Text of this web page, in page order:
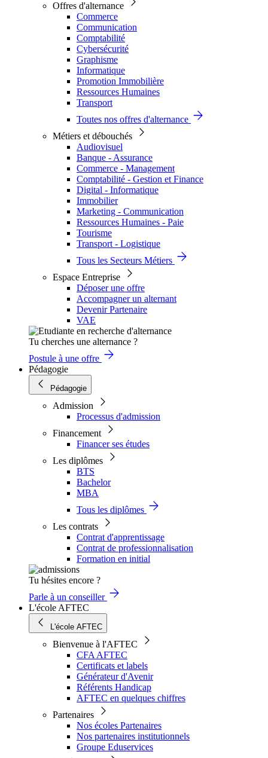
Offres d'alternance
Commerce
Communication
Comptabilité
Cybersécurité
Graphisme
Informatique
Promotion Immobilière
Ressources Humaines
Transport
Toutes nos offres d'alternance
Métiers et débouchés
Audiovisuel
Banque - Assurance
Commerce - Management
Comptabilité - Gestion et Finance
Digital - Informatique
Immobilier
Marketing - Communication
Ressources Humaines - Paie
Tourisme
Transport - Logistique
Tous les Secteurs Métiers
Espace Entreprise
Déposer une offre
Accompagner un alternant
Devenir Partenaire
VAE
Tu cherches une alternance ?
Postule à une offre
Pédagogie
Pédagogie
Admission
Processus d'admission
Financement
Financer ses études
Les diplômes
BTS
Bachelor
MBA
Tous les diplômes
Les contrats
Contrat d'apprentissage
Contrat de professionnalisation
Formation en initial
Tu hésites encore ?
Parle à un conseiller
L'école AFTEC
L'école AFTEC
Bienvenue à l'AFTEC
CFA AFTEC
Certificats et labels
Générateur d'Avenir
Référents Handicap
AFTEC en quelques chiffres
Partenaires
Nos écoles Partenaires
Nos partenaires institutionnels
Groupe Eduservices